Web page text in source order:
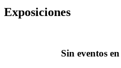
Exposiciones
Sin eventos